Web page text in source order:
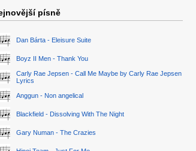
písně
Dan Bárta - Eleisure Suite
Boyz II Men - Thank You
Carly Rae Jepsen - Call Me Maybe by Carly Rae Jepsen
Lyrics
Anggun - Non angelical
Blackfield - Dissolving With The Night
Gary Numan - The Crazies